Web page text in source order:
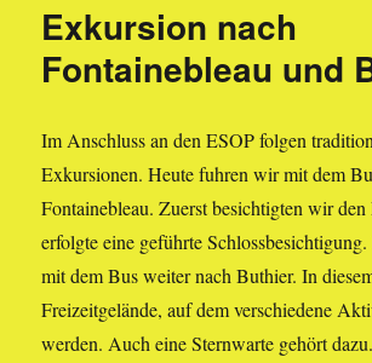
Exkursion nach
Fontainebleau und
Im Anschluss an den ESOP folgen
Exkursionen. Heute fuhren wir mit dem
Fontainebleau. Zuerst besichtigten wir den
erfolgte eine geführte
mit dem Bus weiter nach Buthier. In
Freizeitgelände, auf dem verschiedene
werden. Auch eine Sternwarte gehört